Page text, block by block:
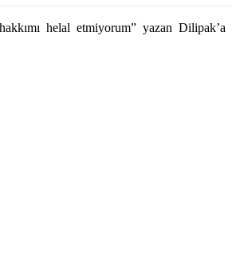
helal etmiyorum” yazan Dilipak’a